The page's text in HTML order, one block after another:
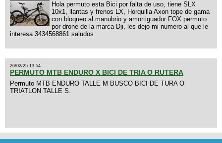
Hola permuto esta Bici por falta de uso, tiene SLX
10x1, llantas y frenos LX, Horquilla Axon tope de gama
con bloqueo al manubrio y amortiguador FOX permuto
por drone de la marca Dji, les dejo mi numero al que le
interesa 3434568861 saludos
26/02/25 13:54
PERMUTO MTB ENDURO X BICI DE TRIA O RUTERA
Permuto MTB ENDURO TALLE M BUSCO BICI DE TURA O
TRIATLON TALLE S.